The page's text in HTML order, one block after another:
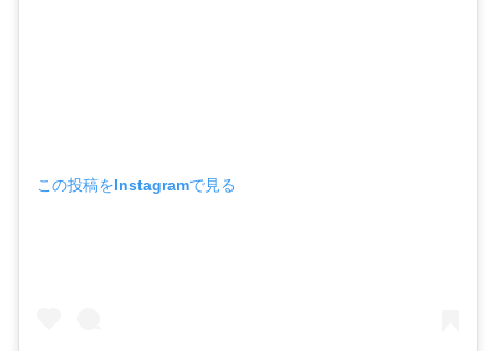
この投稿をInstagramで見る